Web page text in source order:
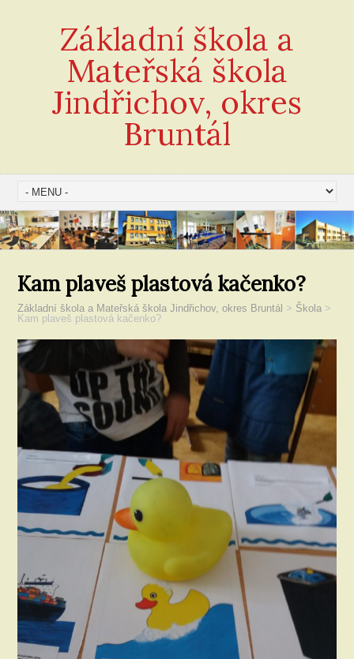
Základní škola a
Mateřská škola
Jindřichov, okres
Bruntál
Kam plaveš plastová kačenko?
Základní škola a Mateřská škola Jindřichov, okres Bruntál > Škola >
Kam plaveš plastová kačenko?